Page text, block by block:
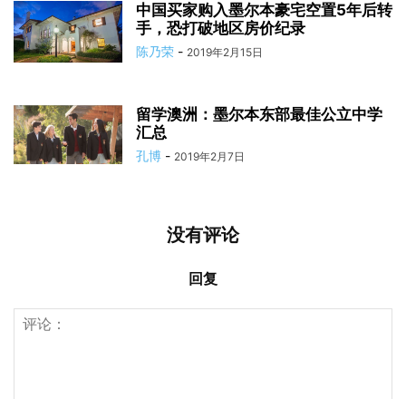
中国买家购入墨尔本豪宅空置5年后转
手，恐打破地区房价纪录
陈乃荣 - 2019年2月15日
留学澳洲：墨尔本东部最佳公立中学
汇总
孔博 - 2019年2月7日
没有评论
回复